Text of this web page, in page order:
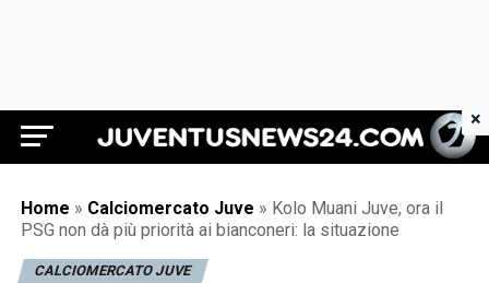
Juventus News 24
Home » Calciomercato Juve » Kolo Muani Juve, ora il
PSG non dà più priorità ai bianconeri: la situazione
CALCIOMERCATO JUVE
×